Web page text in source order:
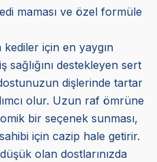
maması ve özel formüle
için en yaygın
sağlığını destekleyen sert
dişlerinde tartar
olur. Uzun raf ömrüne
bir seçenek sunması,
için cazip hale getirir.
olan dostlarınızda